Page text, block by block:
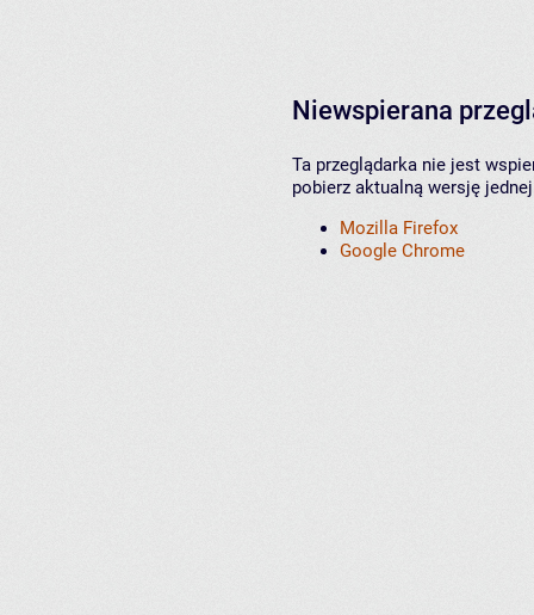
Niewspierana
Ta przeglądarka nie jest
pobierz aktualną wersję
Mozilla Firefox
Google Chrome